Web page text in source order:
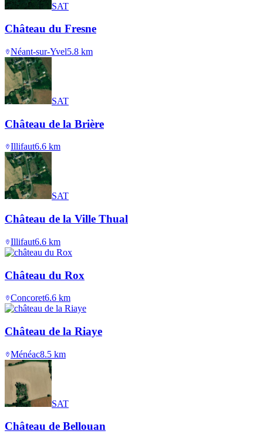
SAT
Château du Fresne
Néant-sur-Yvel5.8 km
SAT
Château de la Brière
Illifaut6.6 km
SAT
Château de la Ville Thual
Illifaut6.6 km
Château du Rox
Concoret6.6 km
Château de la Riaye
Ménéac8.5 km
SAT
Château de Bellouan